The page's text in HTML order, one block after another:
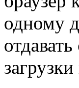
одному